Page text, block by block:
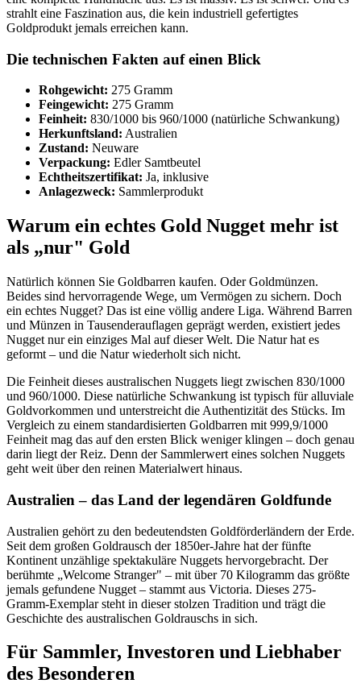
strahlt eine Faszination aus, die kein industriell gefertigtes
Goldprodukt jemals erreichen kann.
Die technischen Fakten auf einen Blick
Rohgewicht: 275 Gramm
Feingewicht: 275 Gramm
Feinheit: 830/1000 bis 960/1000 (natürliche Schwankung)
Herkunftsland: Australien
Zustand: Neuware
Verpackung: Edler Samtbeutel
Echtheitszertifikat: Ja, inklusive
Anlagezweck: Sammlerprodukt
Warum ein echtes Gold Nugget mehr ist
als „nur" Gold
Natürlich können Sie Goldbarren kaufen. Oder Goldmünzen.
Beides sind hervorragende Wege, um Vermögen zu sichern. Doch
ein echtes Nugget? Das ist eine völlig andere Liga. Während Barren
und Münzen in Tausenderauflagen geprägt werden, existiert jedes
Nugget nur ein einziges Mal auf dieser Welt. Die Natur hat es
geformt – und die Natur wiederholt sich nicht.
Die Feinheit dieses australischen Nuggets liegt zwischen 830/1000
und 960/1000. Diese natürliche Schwankung ist typisch für alluviale
Goldvorkommen und unterstreicht die Authentizität des Stücks. Im
Vergleich zu einem standardisierten Goldbarren mit 999,9/1000
Feinheit mag das auf den ersten Blick weniger klingen – doch genau
darin liegt der Reiz. Denn der Sammlerwert eines solchen Nuggets
geht weit über den reinen Materialwert hinaus.
Australien – das Land der legendären Goldfunde
Australien gehört zu den bedeutendsten Goldförderländern der Erde.
Seit dem großen Goldrausch der 1850er-Jahre hat der fünfte
Kontinent unzählige spektakuläre Nuggets hervorgebracht. Der
berühmte „Welcome Stranger" – mit über 70 Kilogramm das größte
jemals gefundene Nugget – stammt aus Victoria. Dieses 275-
Gramm-Exemplar steht in dieser stolzen Tradition und trägt die
Geschichte des australischen Goldrauschs in sich.
Für Sammler, Investoren und Liebhaber
des Besonderen